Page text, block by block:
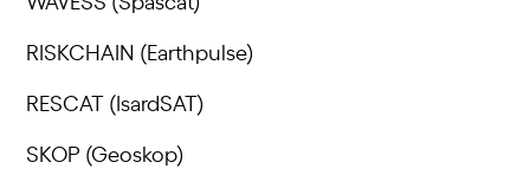
RISKCHAIN (Earthpulse)
RESCAT (IsardSAT)
SKOP (Geoskop)